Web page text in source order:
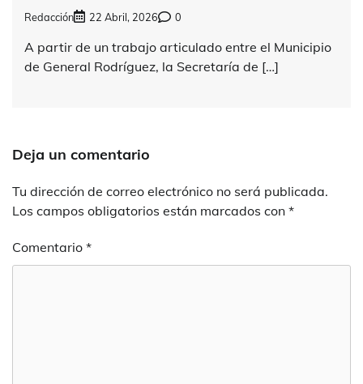
Redacción 22 Abril, 2026 0
A partir de un trabajo articulado entre el Municipio
de General Rodríguez, la Secretaría de […]
Deja un comentario
Tu dirección de correo electrónico no será publicada.
Los campos obligatorios están marcados con *
Comentario *